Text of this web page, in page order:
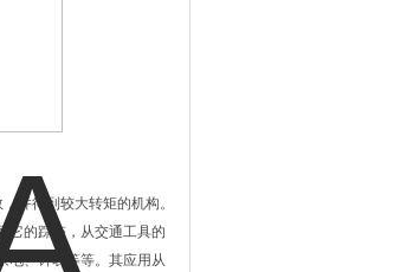
并得到较大转矩的机构。
它的踪迹，从交通工具的
电、钟表等等。其应用从